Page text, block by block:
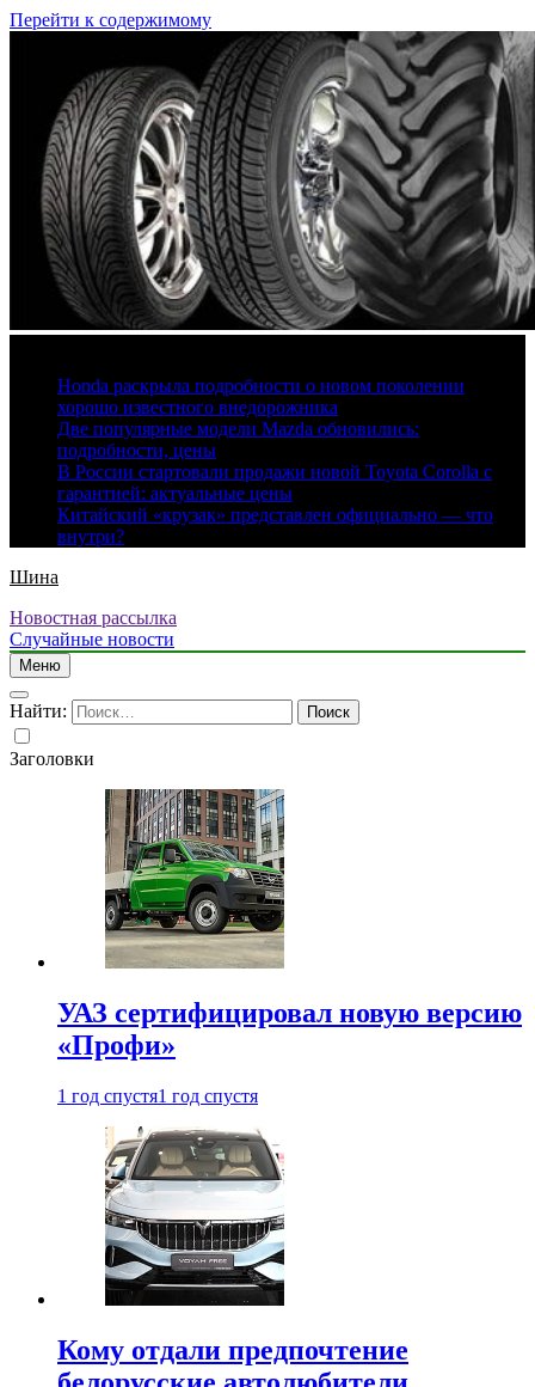
Перейти к содержимому
Honda раскрыла подробности о новом поколении
хорошо известного внедорожника
Две популярные модели Mazda обновились:
подробности, цены
В России стартовали продажи новой Toyota Corolla с
гарантией: актуальные цены
Китайский «крузак» представлен официально — что
внутри?
Шина
Новостная рассылка
Случайные новости
Меню
Найти:
Заголовки
УАЗ сертифицировал новую версию
«Профи»
1 год спустя1 год спустя
Кому отдали предпочтение